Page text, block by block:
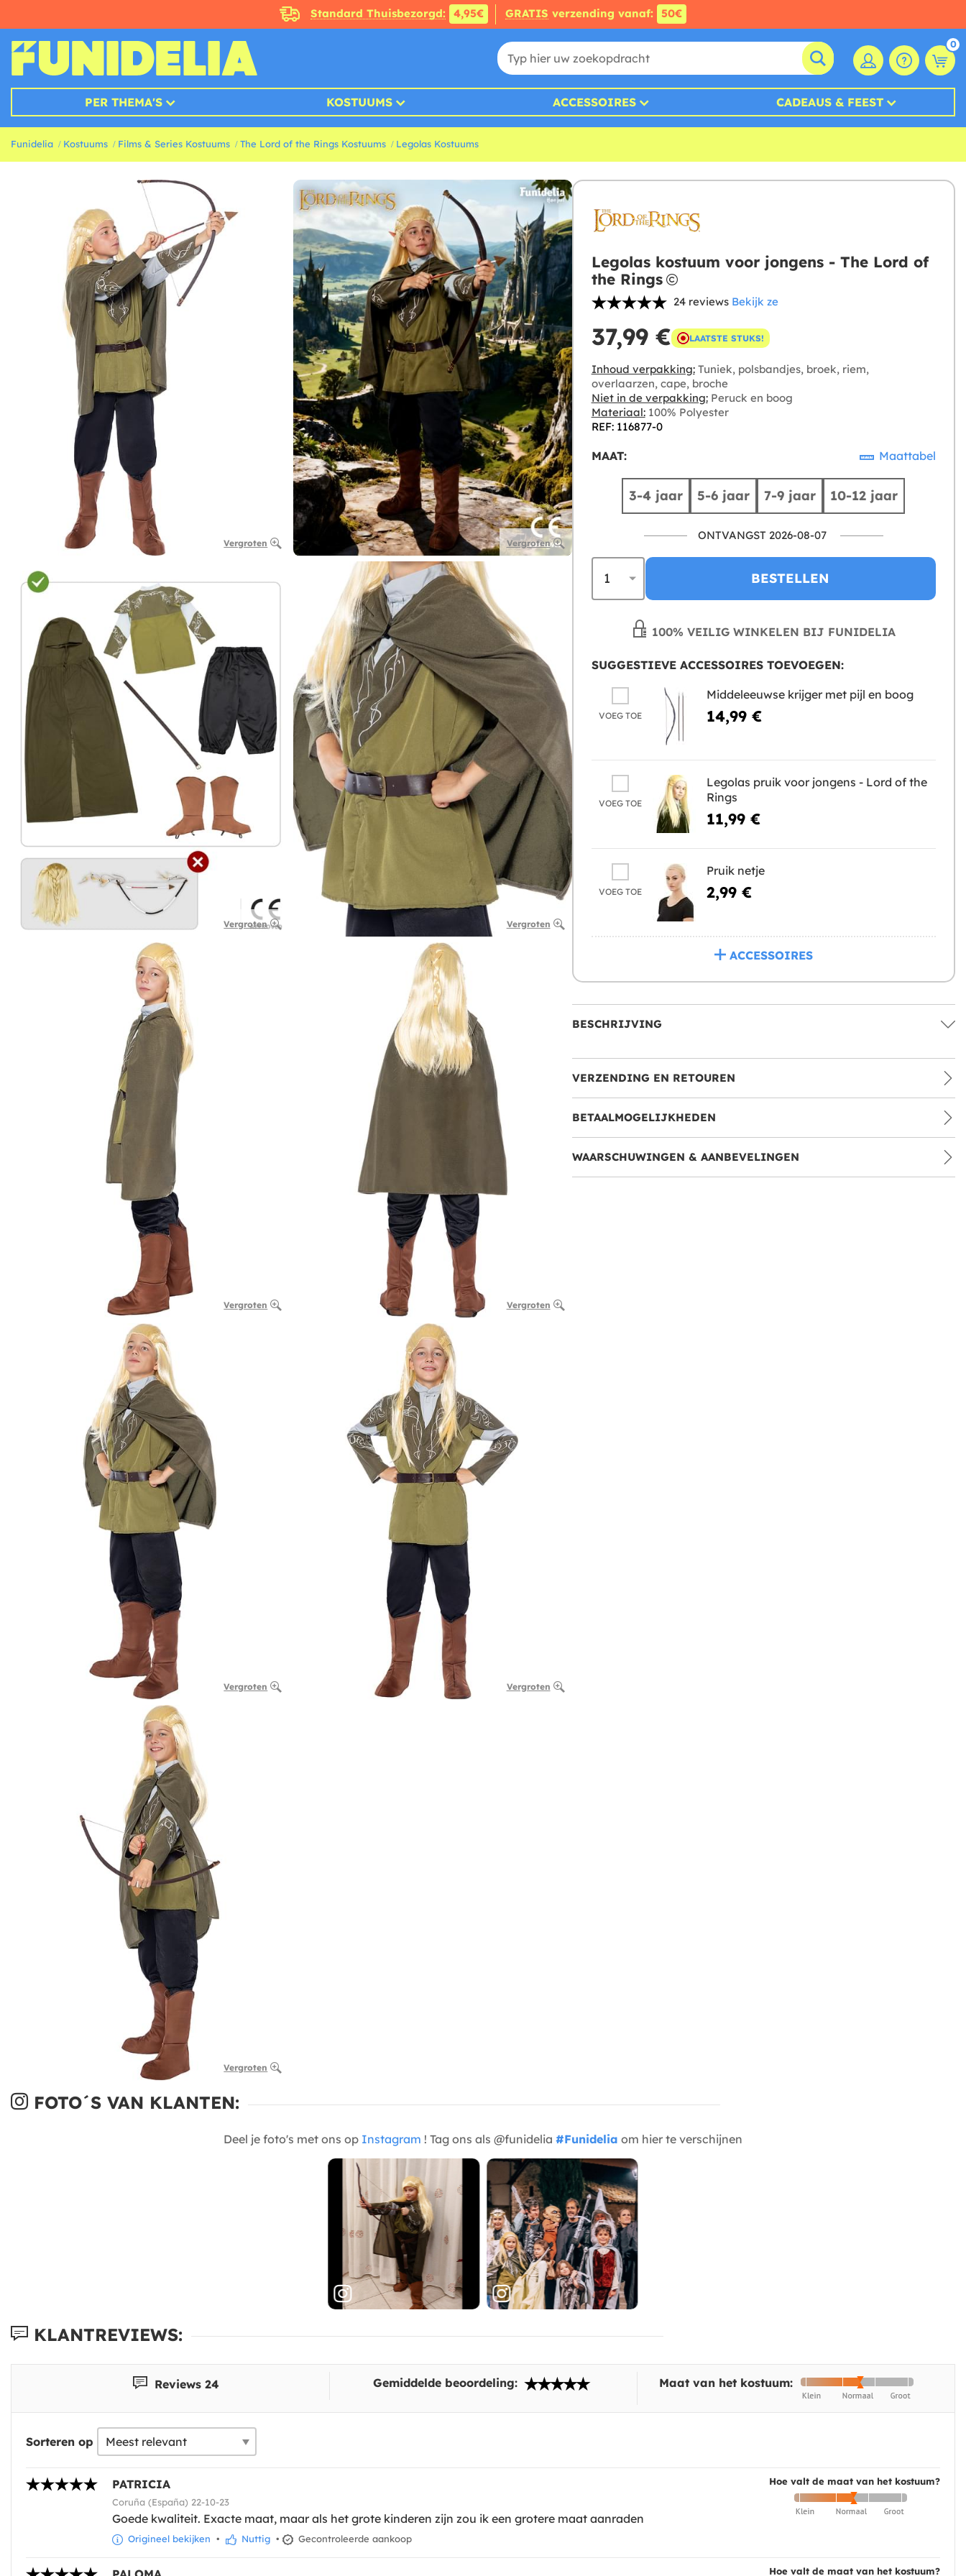
Standard Thuisbezorgd: 4,95€ GRATIS verzending vanaf: 50€
0
PER THEMA'S KOSTUUMS ACCESSOIRES CADEAUS & FEEST
Funidelia Kostuums Films & Series Kostuums The Lord of the Rings Kostuums Legolas Kostuums
Vergroten Vergroten
Vergroten Vergroten
Vergroten Vergroten
Vergroten Vergroten
Vergroten
Legolas kostuum voor jongens - The Lord of
the Rings
24 reviews Bekijk ze
37,99 € LAATSTE STUKS!
Inhoud verpakking:Tuniek, polsbandjes, broek, riem,
overlaarzen, cape, broche
Niet in de verpakking:Peruck en boog
Materiaal:100% Polyester
REF: 116877-0
MAAT: Maattabel
3-4 jaar 5-6 jaar 7-9 jaar 10-12 jaar
ONTVANGST 2026-08-07
BESTELLEN
100% VEILIG WINKELEN BIJ FUNIDELIA
SUGGESTIEVE ACCESSOIRES TOEVOEGEN:
VOEG TOE
Middeleeuwse krijger met pijl en boog
14,99 €
VOEG TOE
Legolas pruik voor jongens - Lord of the
Rings
11,99 €
VOEG TOE
Pruik netje
2,99 €
ACCESSOIRES
BESCHRIJVING
VERZENDING EN RETOUREN
BETAALMOGELIJKHEDEN
WAARSCHUWINGEN & AANBEVELINGEN
FOTO´S VAN KLANTEN:
Deel je foto's met ons op Instagram ! Tag ons als @funidelia #Funidelia om hier te verschijnen
KLANTREVIEWS:
Reviews 24 Gemiddelde beoordeling: Maat van het kostuum:
Sorteren op
Hoe valt de maat van het kostuum?
PATRICIA
Coruña (España) 22-10-23
Goede kwaliteit. Exacte maat, maar als het grote kinderen zijn zou ik een grotere maat aanraden
Origineel bekijken • Nuttig • Gecontroleerde aankoop
Hoe valt de maat van het kostuum?